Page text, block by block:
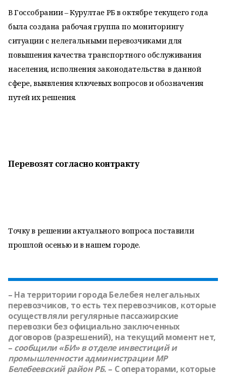
В Госсобрании – Курултае РБ в октябре текущего года
была создана рабочая группа по мониторингу
ситуации с нелегальными перевозчиками для
повышения качества транспортного обслуживания
населения, исполнения законодательства в данной
сфере, выявления ключевых вопросов и обозначения
путей их решения.
Перевозят согласно контракту
Точку в решении актуального вопроса поставили
прошлой осенью и в нашем городе.
– На территории города Белебея нелегальных
перевозчиков, то есть тех перевозчиков, которые
осуществляли регулярные пассажирские
перевозки без официально заключенных
договоров (разрешений), на текущий момент нет,
– сообщили «БИ» в отделе инвестиций и
промышленности администрации МР
Белебеевский район РБ. – С операторами, которые